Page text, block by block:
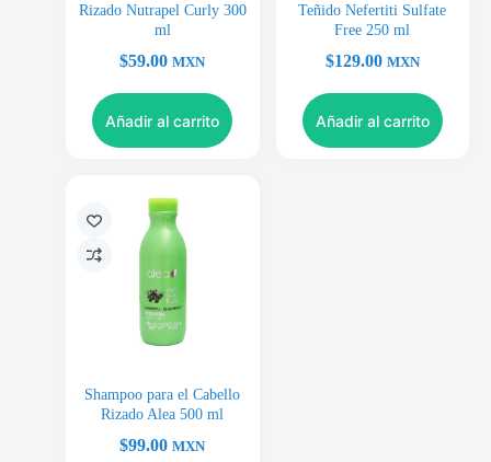
Rizado Nutrapel Curly 300
ml
$59.00 MXN
Añadir al carrito
Teñido Nefertiti Sulfate
Free 250 ml
$129.00 MXN
Añadir al carrito
Shampoo para el Cabello
Rizado Alea 500 ml
$99.00 MXN